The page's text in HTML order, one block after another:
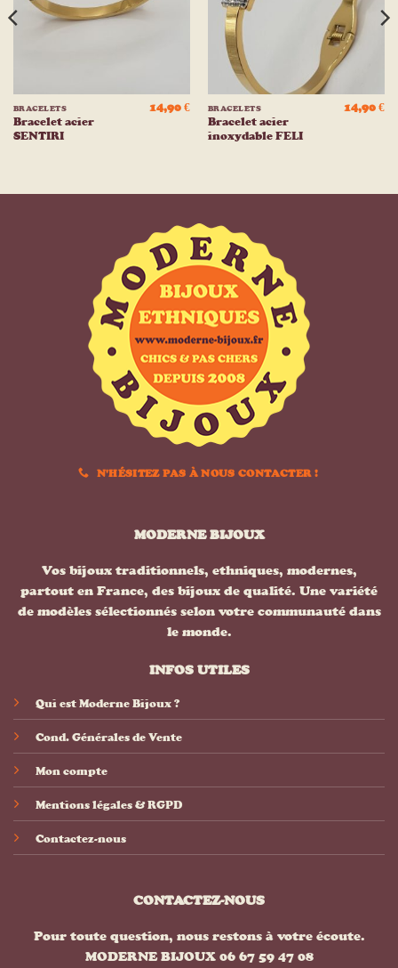
BRACELETS
Bracelet acier
SENTIRI
14,90€ BRACELETS
Bracelet acier
inoxydable FELI
14,90€
N'HÉSITEZ PAS À NOUS CONTACTER !
MODERNE BIJOUX
Vos bijoux traditionnels, ethniques, modernes,
partout en France, des bijoux de qualité. Une variété
de modèles sélectionnés selon votre communauté dans
le monde.
INFOS UTILES
Qui est Moderne Bijoux ?
Cond. Générales de Vente
Mon compte
Mentions légales & RGPD
Contactez-nous
CONTACTEZ-NOUS
Pour toute question, nous restons à votre écoute.
MODERNE BIJOUX 06 67 59 47 08